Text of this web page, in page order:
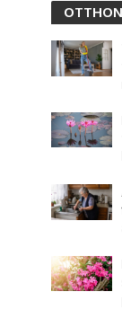
OTTHON